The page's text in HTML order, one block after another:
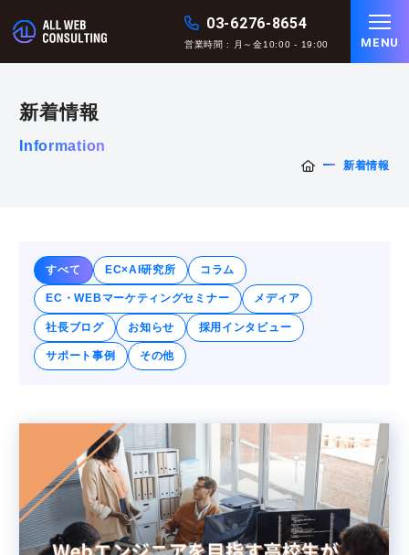
03-6276-8654
営業時間 : 月～金10:00 - 19:00 MENU
新着情報
Information
新着情報
すべて EC×AI研究所 コラム
EC・WEBマーケティングセミナー メディア
社長ブログ お知らせ 採用インタビュー
サポート事例 その他